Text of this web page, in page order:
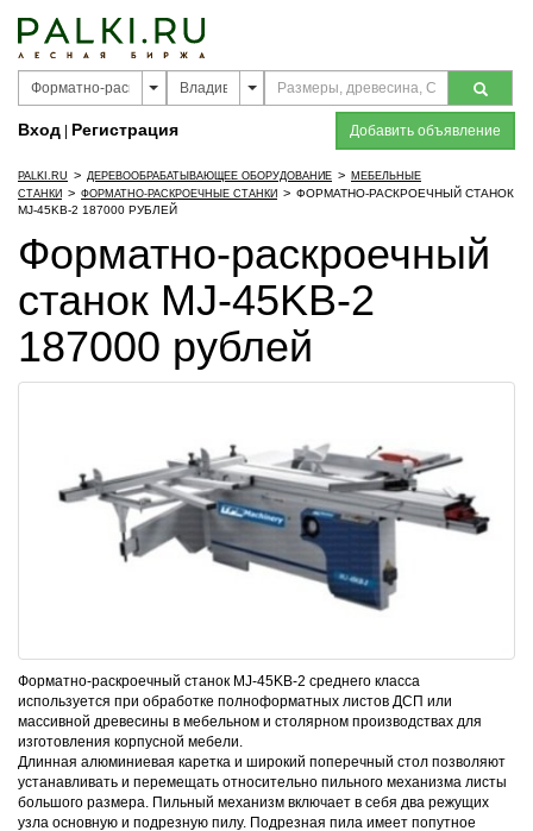
Вход | Регистрация Добавить объявление
PALKI.RU > ДЕРЕВООБРАБАТЫВАЮЩЕЕ ОБОРУДОВАНИЕ > МЕБЕЛЬНЫЕ
СТАНКИ > ФОРМАТНО-РАСКРОЕЧНЫЕ СТАНКИ > ФОРМАТНО-РАСКРОЕЧНЫЙ СТАНОК
MJ-45KB-2 187000 РУБЛЕЙ
Форматно-раскроечный
станок MJ-45KB-2
187000 рублей
Форматно-раскроечный станок MJ-45KB-2 среднего класса
используется при обработке полноформатных листов ДСП или
массивной древесины в мебельном и столярном производствах для
изготовления корпусной мебели.
Длинная алюминиевая каретка и широкий поперечный стол позволяют
устанавливать и перемещать относительно пильного механизма листы
большого размера. Пильный механизм включает в себя два режущих
узла основную и подрезную пилу. Подрезная пила имеет попутное